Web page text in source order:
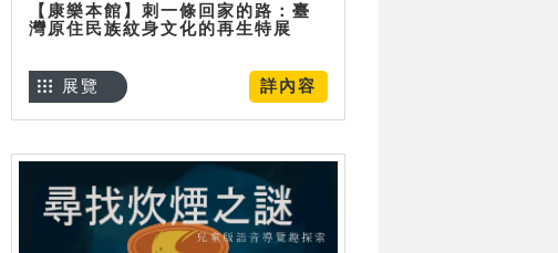
【康樂本館】刺一條回家的路：臺
灣原住民族紋身文化的再生特展
詳內容
展覽